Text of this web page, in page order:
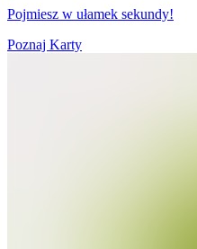
Pojmiesz w ułamek sekundy!
Poznaj Karty